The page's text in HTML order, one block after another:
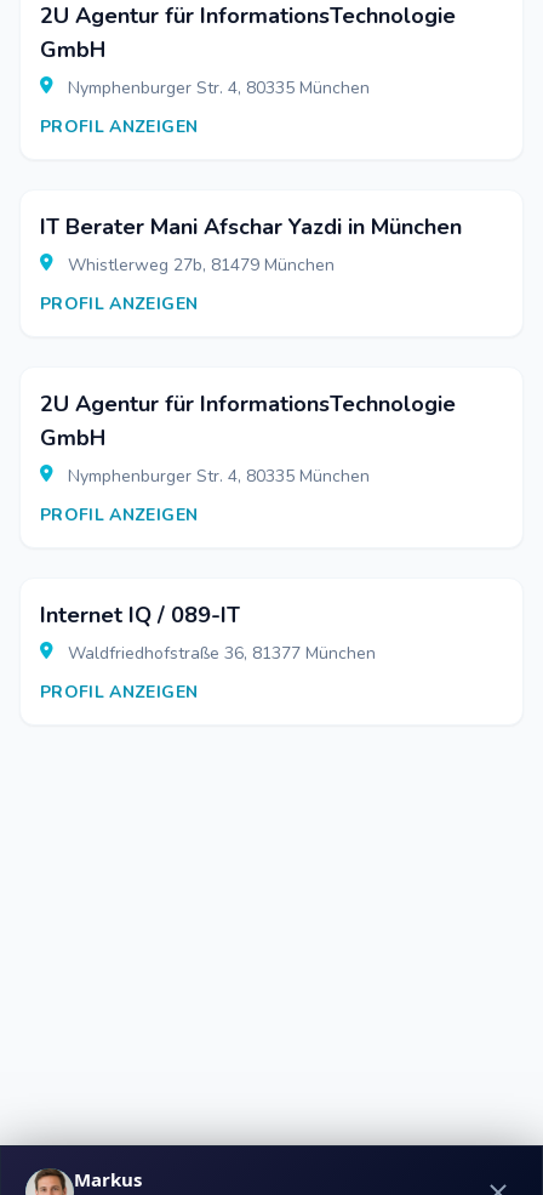
2U Agentur für InformationsTechnologie
GmbH
Nymphenburger Str. 4, 80335 München
PROFIL ANZEIGEN
IT Berater Mani Afschar Yazdi in München
Whistlerweg 27b, 81479 München
PROFIL ANZEIGEN
2U Agentur für InformationsTechnologie
GmbH
Nymphenburger Str. 4, 80335 München
PROFIL ANZEIGEN
Internet IQ / 089-IT
Waldfriedhofstraße 36, 81377 München
PROFIL ANZEIGEN
Markus